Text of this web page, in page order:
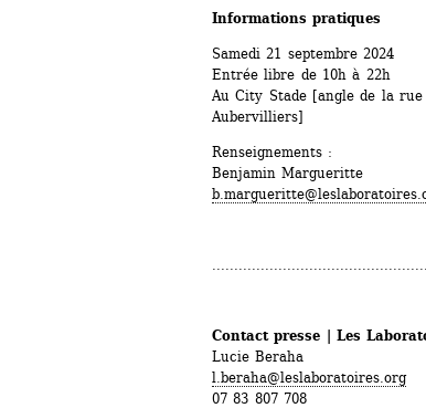
Informations pratiques
Samedi 21 septembre 2024
Entrée libre de 10h à 22h
Au City Stade [angle de la
Aubervilliers]
Renseignements :
Benjamin Margueritte
Contact presse | Les
Lucie Beraha
l.beraha@leslaboratoires.org
07 83 807 708